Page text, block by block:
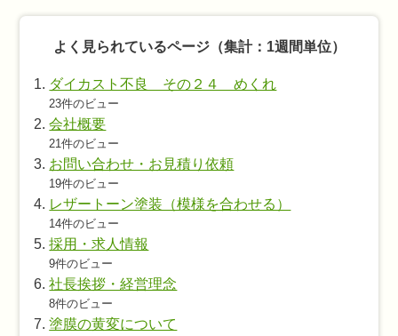
よく見られているページ（集計：1週間単位）
ダイカスト不良 その２４ めくれ
23件のビュー
会社概要
21件のビュー
お問い合わせ・お見積り依頼
19件のビュー
レザートーン塗装（模様を合わせる）
14件のビュー
採用・求人情報
9件のビュー
社長挨拶・経営理念
8件のビュー
塗膜の黄変について